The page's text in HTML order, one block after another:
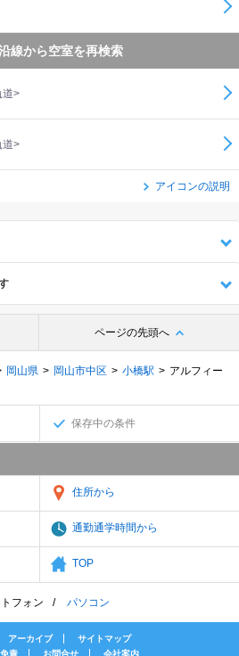
線から空室を再検索
道>
道>
アイコンの説明
ページの先頭へ
岡山県 岡山市中区 小橋駅
アルフィー
保存中の条件
住所から
通勤通学時間から
TOP
フォン パソコン
アーカイブ
サイトマップ
免責 お問合せ 会社案内